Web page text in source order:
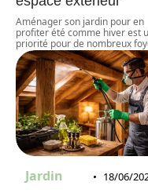
Aménager son jardin pour en
profiter été comme hiver est
priorité pour de nombreux
Jardin 18/06/